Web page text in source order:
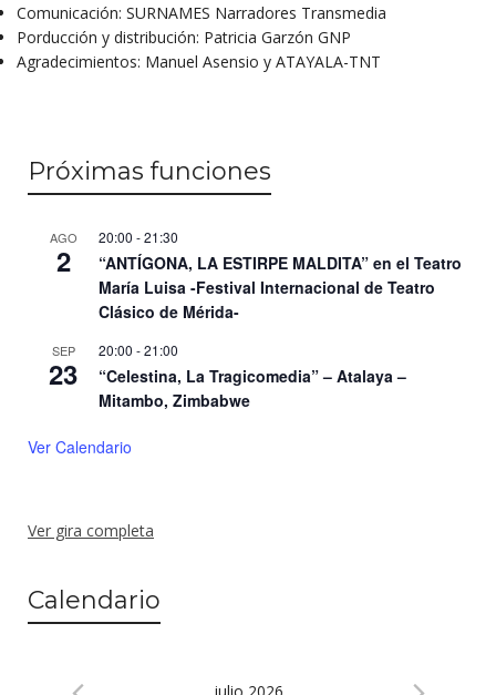
Comunicación: SURNAMES Narradores Transmedia
Porducción y distribución: Patricia Garzón GNP
Agradecimientos: Manuel Asensio y ATAYALA-TNT
Próximas funciones
AGO
2
20:00 -21:30
“ANTÍGONA, LA ESTIRPE MALDITA” en el Teatro
María Luisa -Festival Internacional de Teatro
Clásico de Mérida-
SEP
23
20:00 -21:00
“Celestina, La Tragicomedia” – Atalaya –
Mitambo, Zimbabwe
Ver Calendario
Ver gira completa
Calendario